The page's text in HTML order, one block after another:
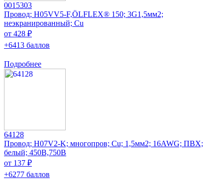
0015303
Провод; H05VV5-F,ÖLFLEX® 150; 3G1,5мм2;
неэкранированный; Cu
от 428 ₽
+6413 баллов
Подробнее
64128
Провод; H07V2-K; многопров; Cu; 1,5мм2; 16AWG; ПВХ;
белый; 450В,750В
от 137 ₽
+6277 баллов